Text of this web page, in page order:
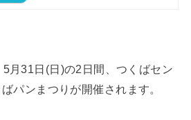
月31日(日)の2日間、つくばセン
パンまつりが開催されます。